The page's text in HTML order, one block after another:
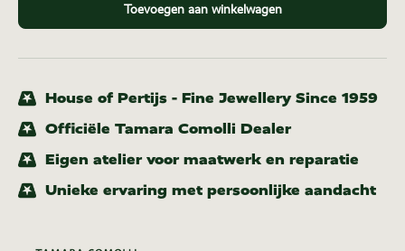
Toevoegen aan winkelwagen
House of Pertijs - Fine Jewellery Since 1959
Officiële Tamara Comolli Dealer
Eigen atelier voor maatwerk en reparatie
Unieke ervaring met persoonlijke aandacht